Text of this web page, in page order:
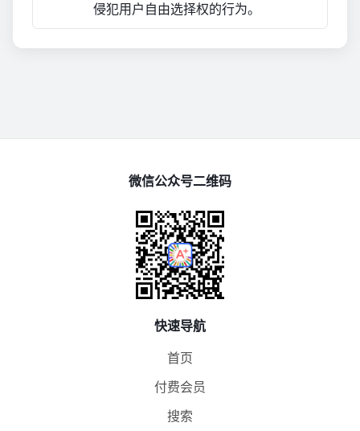
侵犯用户自由选择权的行为。
微信公众号二维码
快速导航
首页
付费会员
搜索